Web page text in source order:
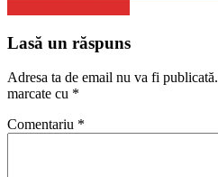
Lasă un răspuns
Adresa ta de email nu va fi publicată.
marcate cu *
Comentariu *